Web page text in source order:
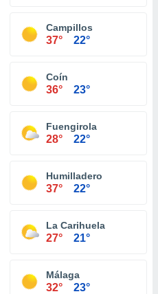
Campillos
37° 22°
Coín
36° 23°
Fuengirola
28° 22°
Humilladero
37° 22°
La Carihuela
27° 21°
Málaga
32° 23°